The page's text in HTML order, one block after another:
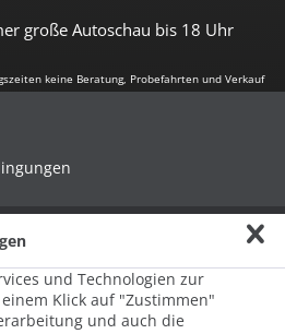
große Autoschau bis 18 Uhr
keine Beratung, Probefahrten und Verkauf
und Technologien zur
Klick auf "Zustimmen"
und auch die